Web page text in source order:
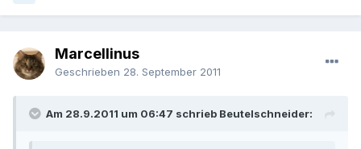
Marcellinus
Geschrieben 28. September 2011
Am 28.9.2011 um 06:47 schrieb Beutelschneider: